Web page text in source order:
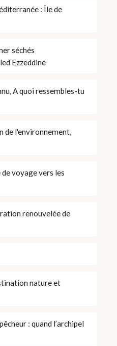
: Île de
séchés
Ezzeddine
A quoi ressembles-tu
de l'environnement,
voyage vers les
renouvelée de
nature et
: quand l’archipel